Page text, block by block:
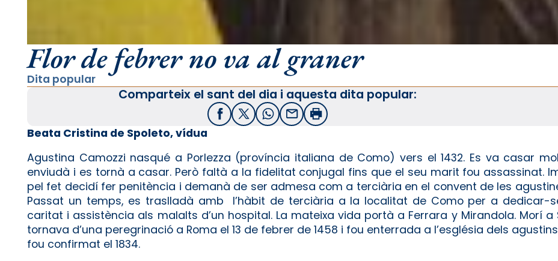
Flor de febrer no va al graner
Dita popular
Comparteix el sant del dia i aquesta dita popular:
FacebookX / Twitter
WhatsApp
EmailImprimir
Beata Cristina de Spoleto, vídua
Agustina Camozzi nasqué a Porlezza (província italiana de Como) vers el 1432. Es va casar
enviudà i es tornà a casar. Però faltà a la fidelitat conjugal fins que el seu marit fou assassinat.
pel fet decidí fer penitència i demanà de ser admesa com a terciària en el convent de les
Passat un temps, es traslladà amb l’hàbit de terciària a la localitat de Como per a dedicar-
caritat i assistència als malalts d’un hospital. La mateixa vida portà a Ferrara y Mirandola. Morí a
tornava d’una peregrinació a Roma el 13 de febrer de 1458 i fou enterrada a l’església dels
fou confirmat el 1834.